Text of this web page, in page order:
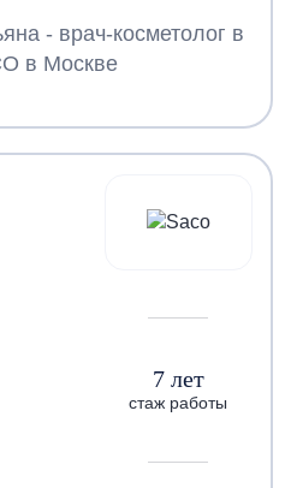
- врач-косметолог в
в Москве
7 лет
стаж работы